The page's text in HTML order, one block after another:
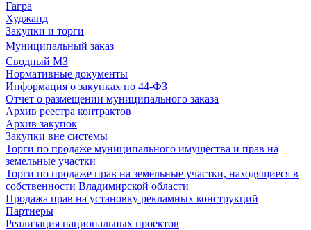
Гагра
Худжанд
Закупки и торги
Муниципальный заказ
Сводный МЗ
Нормативные документы
Информация о закупках по 44-ФЗ
Отчет о размещении муниципального заказа
Архив реестра контрактов
Архив закупок
Закупки вне системы
Торги по продаже муниципального имущества и прав на
земельные участки
Торги по продаже прав на земельные участки, находящиеся в
собственности Владимирской области
Продажа прав на установку рекламных конструкций
Партнеры
Реализация национальных проектов